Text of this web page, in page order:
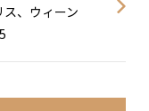
ス、ウィーン